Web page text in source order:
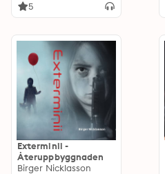
5
Exterminii -
Återuppbyggnaden
Birger Nicklasson